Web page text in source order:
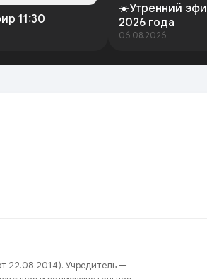
11:30
☀️Утренний
2026 года
06.08.2026
22.08.2014). Учредитель —